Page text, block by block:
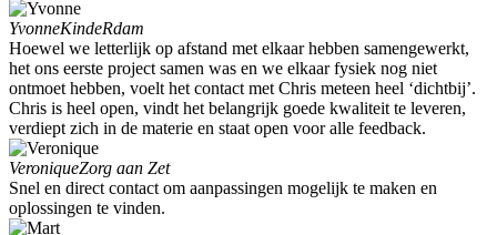
YvonneKindeRdam
Hoewel we letterlijk op afstand met elkaar hebben samengewerkt,
het ons eerste project samen was en we elkaar fysiek nog niet
ontmoet hebben, voelt het contact met Chris meteen heel ‘dichtbij’.
Chris is heel open, vindt het belangrijk goede kwaliteit te leveren,
verdiept zich in de materie en staat open voor alle feedback.
VeroniqueZorg aan Zet
Snel en direct contact om aanpassingen mogelijk te maken en
oplossingen te vinden.